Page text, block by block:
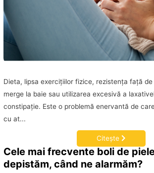
Dieta, lipsa exerciţiilor fizice, rezistenţa faţă de
merge la baie sau utilizarea excesivă a
constipaţie. Este o problemă enervantă de
cu at...
Citește
Cele mai frecvente boli de
depistăm, când ne alarmăm?